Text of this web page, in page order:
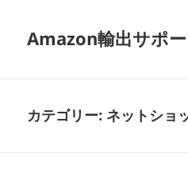
Amazon輸出サポー
カテゴリー: ネットショ